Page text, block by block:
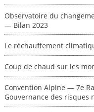
Observatoire du
— Bilan 2023
Le réchauffement
Coup de chaud sur les
Convention Alpine — 7e
Gouvernance des risques